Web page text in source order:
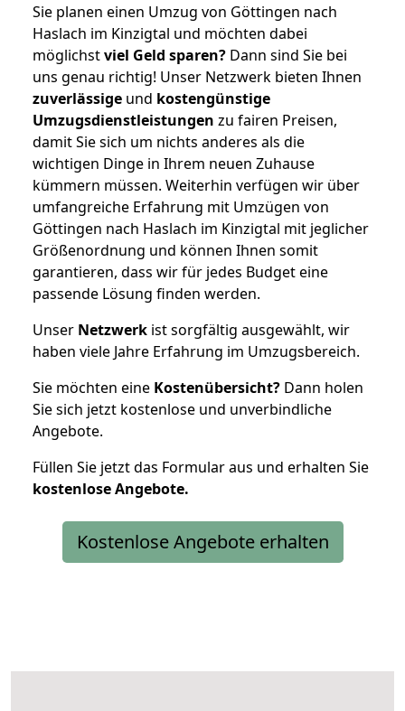
Sie planen einen Umzug von Göttingen nach
Haslach im Kinzigtal und möchten dabei
möglichstviel Geld sparen? Dann sind Sie bei
uns genau richtig! Unser Netzwerk bieten Ihnen
zuverlässige und kostengünstige
Umzugsdienstleistungen zu fairen Preisen,
damit Sie sich um nichts anderes als die
wichtigen Dinge in Ihrem neuen Zuhause
kümmern müssen. Weiterhin verfügen wir über
umfangreiche Erfahrung mit Umzügen von
Göttingen nach Haslach im Kinzigtal mit jeglicher
Größenordnung und können Ihnen somit
garantieren, dass wir für jedes Budget eine
passende Lösung finden werden.
Unser Netzwerk ist sorgfältig ausgewählt, wir
haben viele Jahre Erfahrung im Umzugsbereich.
Sie möchten eine Kostenübersicht? Dann holen
Sie sich jetzt kostenlose und unverbindliche
Angebote.
Füllen Sie jetzt das Formular aus und erhalten Sie
kostenloseAngebote.
Kostenlose Angebote erhalten